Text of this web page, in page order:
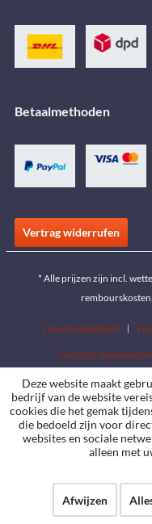
Betaalmethoden
Vertrag widerrufen
* Alle prijzen zijn incl.
Downloadgebied
Catalogi
Deze website maakt
bedrijf van de website
cookies die het gemak
die bedoeld zijn voor
websites en sociale
alleen met
Afwijzen